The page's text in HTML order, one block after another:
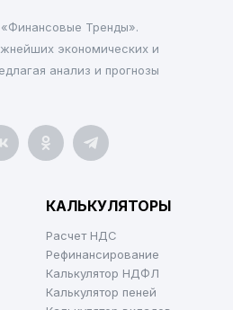
Тренды».
экономических и
анализ и прогнозы
КАЛЬКУЛЯТОРЫ
Расчет НДС
Рефинансирование
Калькулятор НДФЛ
Калькулятор пеней